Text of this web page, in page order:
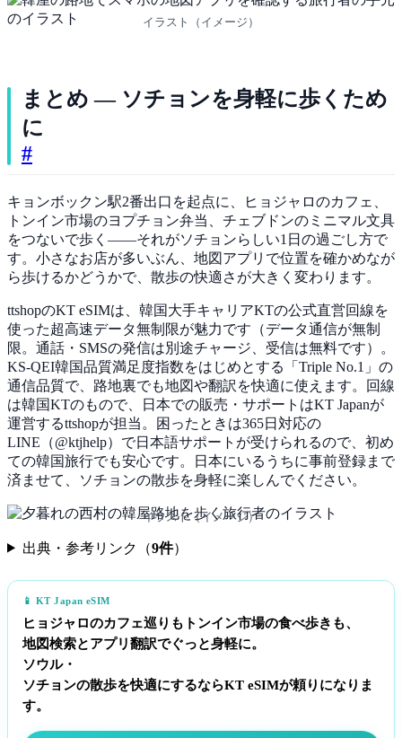
イラスト（イメージ）
まとめ — ソチョンを身軽に歩くため
に
#
キョンボックン駅2番出口を起点に、ヒョジャロのカフェ、
トンイン市場のヨプチョン弁当、チェブドンのミニマル文具
をつないで歩く——それがソチョンらしい1日の過ごし方で
す。小さなお店が多いぶん、地図アプリで位置を確かめなが
ら歩けるかどうかで、散歩の快適さが大きく変わります。
ttshopのKT eSIMは、韓国大手キャリアKTの公式直営回線を
使った超高速データ無制限が魅力です（データ通信が無制
限。通話・SMSの発信は別途チャージ、受信は無料です）。
KS-QEI韓国品質満足度指数をはじめとする「Triple No.1」の
通信品質で、路地裏でも地図や翻訳を快適に使えます。回線
は韓国KTのもので、日本での販売・サポートはKT Japanが
運営するttshopが担当。困ったときは365日対応の
LINE（@ktjhelp）で日本語サポートが受けられるので、初め
ての韓国旅行でも安心です。日本にいるうちに事前登録まで
済ませて、ソチョンの散歩を身軽に楽しんでください。
イラスト（イメージ）
出典・参考リンク（9件）
📱 KT Japan eSIM
ヒョジャロのカフェ巡りもトンイン市場の食べ歩きも、
地図検索とアプリ翻訳でぐっと身軽に。
ソウル・
ソチョンの散歩を快適にするならKT eSIMが頼りになりま
す。